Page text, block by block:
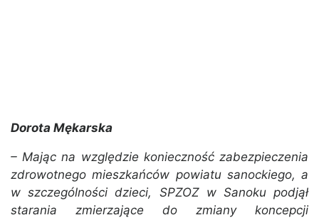
Dorota Mękarska
– Mając na względzie konieczność zabezpieczenia
zdrowotnego mieszkańców powiatu sanockiego, a
w szczególności dzieci, SPZOZ w Sanoku podjął
starania zmierzające do zmiany koncepcji